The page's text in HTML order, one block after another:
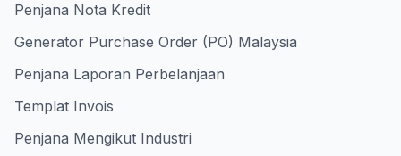
Penjana Nota Kredit
Generator Purchase Order (PO) Malaysia
Penjana Laporan Perbelanjaan
Templat Invois
Penjana Mengikut Industri